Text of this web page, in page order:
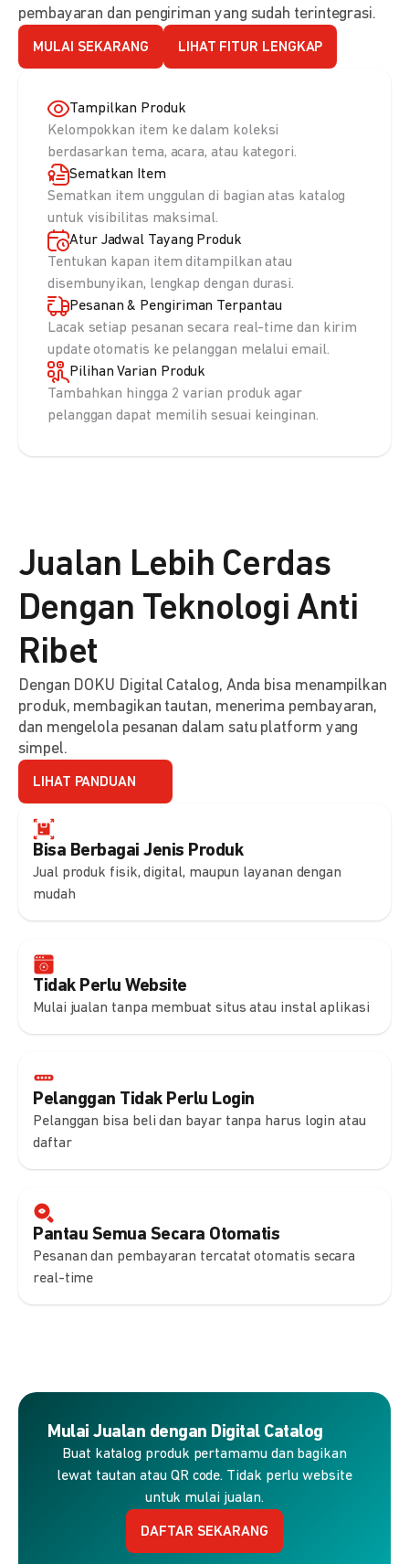
pembayaran dan pengiriman yang sudah terintegrasi.
MULAI SEKARANG LIHAT FITUR LENGKAP
Tampilkan Produk
Kelompokkan item ke dalam koleksi
berdasarkan tema, acara, atau kategori.
Sematkan Item
Sematkan item unggulan di bagian atas katalog
untuk visibilitas maksimal.
Atur Jadwal Tayang Produk
Tentukan kapan item ditampilkan atau
disembunyikan, lengkap dengan durasi.
Pesanan & Pengiriman Terpantau
Lacak setiap pesanan secara real-time dan kirim
update otomatis ke pelanggan melalui email.
Pilihan Varian Produk
Tambahkan hingga 2 varian produk agar
pelanggan dapat memilih sesuai keinginan.
Bisa Berbagai Jenis Produk
Jual produk fisik, digital, maupun layanan dengan
mudah
Tidak Perlu Website
Mulai jualan tanpa membuat situs atau instal aplikasi
Pelanggan Tidak Perlu Login
Pelanggan bisa beli dan bayar tanpa harus login atau
daftar
Pantau Semua Secara Otomatis
Pesanan dan pembayaran tercatat otomatis secara
real-time
Jualan Lebih Cerdas
Dengan Teknologi Anti
Ribet
Dengan DOKU Digital Catalog, Anda bisa menampilkan
produk, membagikan tautan, menerima pembayaran,
dan mengelola pesanan dalam satu platform yang
simpel.
LIHAT PANDUAN
Mulai Jualan dengan Digital Catalog
Buat katalog produk pertamamu dan bagikan
lewat tautan atau QR code. Tidak perlu website
untuk mulai jualan.
DAFTAR SEKARANG